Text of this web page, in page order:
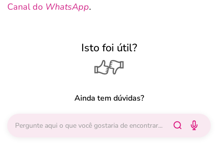
Canal do WhatsApp.
Isto foi útil?
Ainda tem dúvidas?